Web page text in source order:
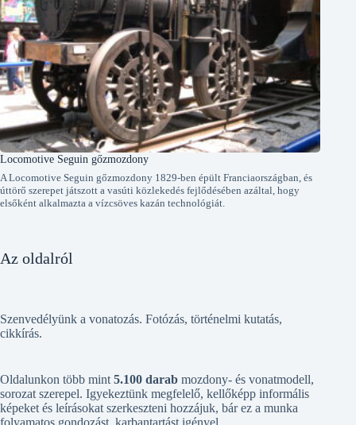
Locomotive Seguin gőzmozdony
A Locomotive Seguin gőzmozdony 1829-ben épült Franciaországban, és
úttörő szerepet játszott a vasúti közlekedés fejlődésében azáltal, hogy
elsőként alkalmazta a vízcsöves kazán technológiát.
Az oldalról
Szenvedélyünk a vonatozás. Fotózás, történelmi kutatás,
cikkírás.
Oldalunkon több mint 5.100 darab mozdony- és vonatmodell,
sorozat szerepel. Igyekeztünk megfelelő, kellőképp informális
képeket és leírásokat szerkeszteni hozzájuk, bár ez a munka
folyamatos gondozást, karbantartást igényel.